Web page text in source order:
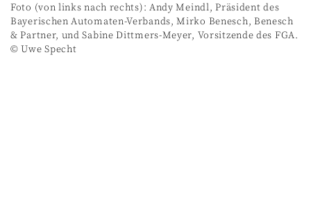
Foto (von links nach rechts): Andy Meindl, Präsident des
Bayerischen Automaten-Verbands, Mirko Benesch, Benesch
& Partner, und Sabine Dittmers-Meyer, Vorsitzende des FGA.
© Uwe Specht